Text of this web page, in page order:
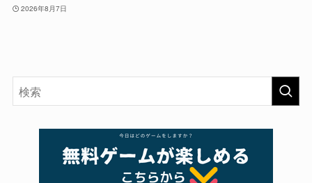
2026年8月7日